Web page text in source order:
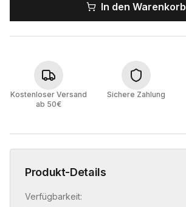
In den Warenkorb
Kostenloser Versand
ab 50€
Sichere Zahlung
Produkt-Details
Verfügbarkeit: